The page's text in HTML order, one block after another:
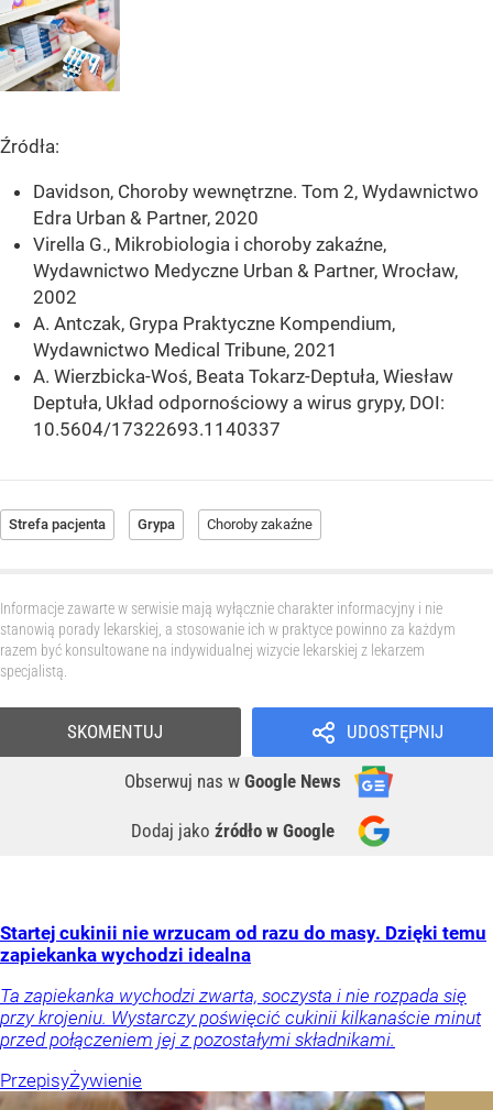
Źródła:
Davidson, Choroby wewnętrzne. Tom 2, Wydawnictwo
Edra Urban & Partner, 2020
Virella G., Mikrobiologia i choroby zakaźne,
Wydawnictwo Medyczne Urban & Partner, Wrocław,
2002
A. Antczak, Grypa Praktyczne Kompendium,
Wydawnictwo Medical Tribune, 2021
A. Wierzbicka-Woś, Beata Tokarz-Deptuła, Wiesław
Deptuła, Układ odpornościowy a wirus grypy, DOI:
10.5604/17322693.1140337
Strefa pacjenta Grypa Choroby zakaźne
Informacje zawarte w serwisie mają wyłącznie charakter informacyjny i nie
stanowią porady lekarskiej, a stosowanie ich w praktyce powinno za każdym
razem być konsultowane na indywidualnej wizycie lekarskiej z lekarzem
specjalistą.
UDOSTĘPNIJ
Obserwuj nas w Google News
Dodaj jako źródło w Google
SKOMENTUJ
Startej cukinii nie wrzucam od razu do masy. Dzięki temu
zapiekanka wychodzi idealna
Ta zapiekanka wychodzi zwarta, soczysta i nie rozpada się
przy krojeniu. Wystarczy poświęcić cukinii kilkanaście minut
przed połączeniem jej z pozostałymi składnikami.
PrzepisyŻywienie